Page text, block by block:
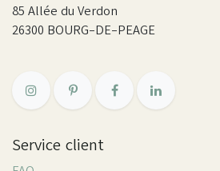
85 Allée du Verdon
26300 BOURG-DE-PEAGE
Service client